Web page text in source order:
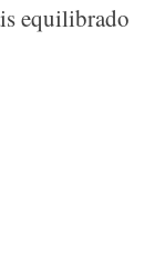
equilibrado